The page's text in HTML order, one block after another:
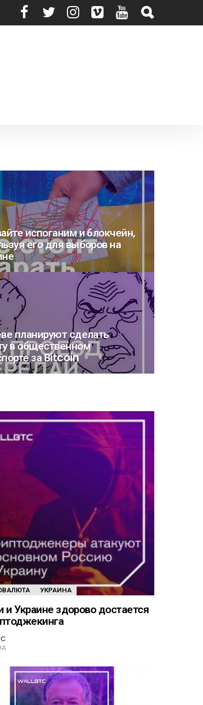
испоганим и блокчейн,
его для выборов на
планируют сделать
в общественном
за Вitcoin
УКРАИНА
и Украине здорово достается